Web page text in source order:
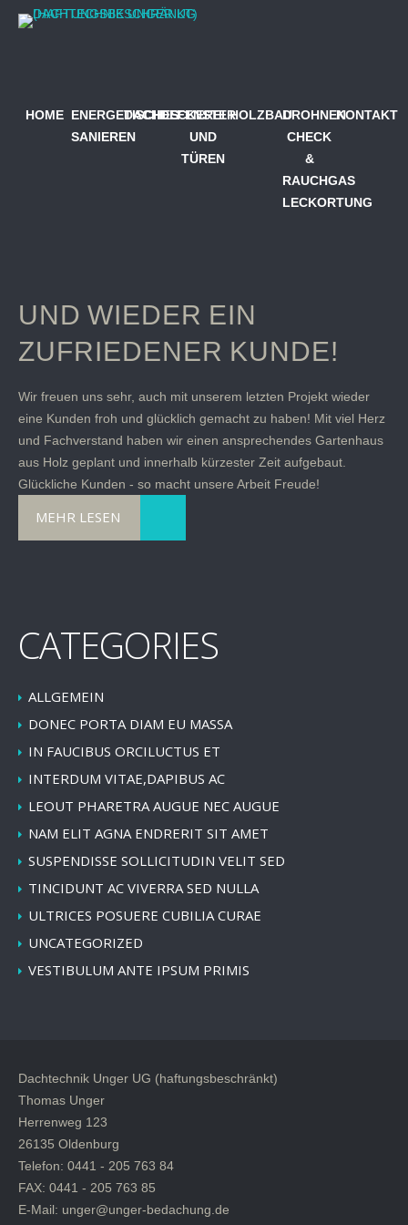
HOME ENERGETISCHES
SANIEREN
DACHDECKEREI
FENSTER
UND
TÜREN
HOLZBAUDROHNEN
CHECK
&
RAUCHGAS
LECKORTUNG
KONTAKT
UND WIEDER EIN
ZUFRIEDENER KUNDE!
Wir freuen uns sehr, auch mit unserem letzten Projekt wieder
eine Kunden froh und glücklich gemacht zu haben! Mit viel Herz
und Fachverstand haben wir einen ansprechendes Gartenhaus
aus Holz geplant und innerhalb kürzester Zeit aufgebaut.
Glückliche Kunden - so macht unsere Arbeit Freude!
MEHR LESEN
CATEGORIES
ALLGEMEIN
DONEC PORTA DIAM EU MASSA
IN FAUCIBUS ORCILUCTUS ET
INTERDUM VITAE,DAPIBUS AC
LEOUT PHARETRA AUGUE NEC AUGUE
NAM ELIT AGNA ENDRERIT SIT AMET
SUSPENDISSE SOLLICITUDIN VELIT SED
TINCIDUNT AC VIVERRA SED NULLA
ULTRICES POSUERE CUBILIA CURAE
UNCATEGORIZED
VESTIBULUM ANTE IPSUM PRIMIS
Dachtechnik Unger UG (haftungsbeschränkt)
Thomas Unger
Herrenweg 123
26135 Oldenburg
Telefon: 0441 - 205 763 84
FAX: 0441 - 205 763 85
E-Mail: unger@unger-bedachung.de